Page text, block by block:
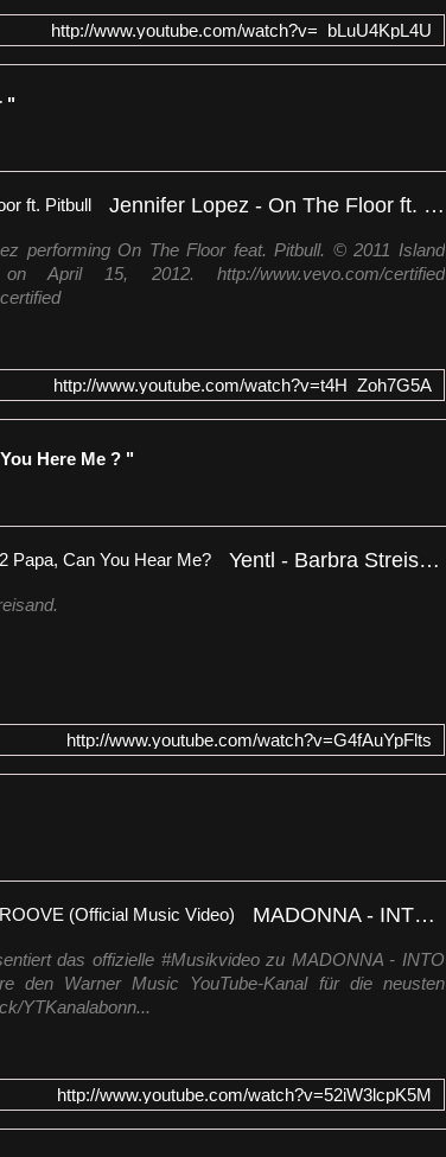
http://www.youtube.com/watch?v=_bLuU4KpL4U
"
Jennifer Lopez - On The Floor ft. Pitbull
performing On The Floor feat. Pitbull. © 2011 Island
April 15, 2012. http://www.vevo.com/certified
http://www.youtube.com/watch?v=t4H_Zoh7G5A
Here Me ? "
Yentl - Barbra Streisand - 02 Papa, Can You Hear Me?
http://www.youtube.com/watch?v=G4fAuYpFlts
MADONNA - INTO THE GROOVE (Official Music Video)
das offizielle #Musikvideo zu MADONNA - INTO
den Warner Music YouTube-Kanal für die neusten
YTKanalabonn...
http://www.youtube.com/watch?v=52iW3lcpK5M